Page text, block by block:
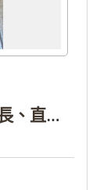
公告本院許可115年縣（市）長、直轄市議員、縣（市）議員擬參選人開立政治獻金專戶共計4戶。各專戶得收受政治獻金期間為自專戶許可設立日起至115年11月27日止，專戶名冊詳如附件。